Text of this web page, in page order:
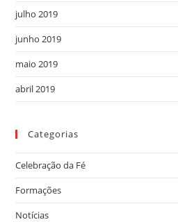
julho 2019
junho 2019
maio 2019
abril 2019
Categorias
Celebração da Fé
Formações
Notícias